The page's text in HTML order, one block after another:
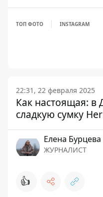
ТОП ФОТО INSTAGRAM
22:31, 22 февраля 2025
Как настоящая: в
сладкую сумку
Елена Бурцева
ЖУРНАЛИСТ
👍